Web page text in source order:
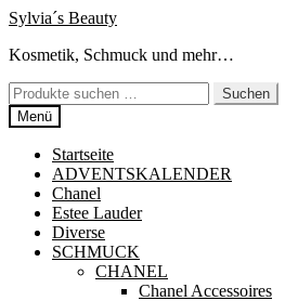
Zur
springen
Zum
springen
Sylvia´s Beauty
Kosmetik, Schmuck und mehr…
Suchen
nach:
Suchen
Menü
Startseite
ADVENTSKALENDER
Chanel
Estee Lauder
Diverse
SCHMUCK
CHANEL
Chanel Accessoires